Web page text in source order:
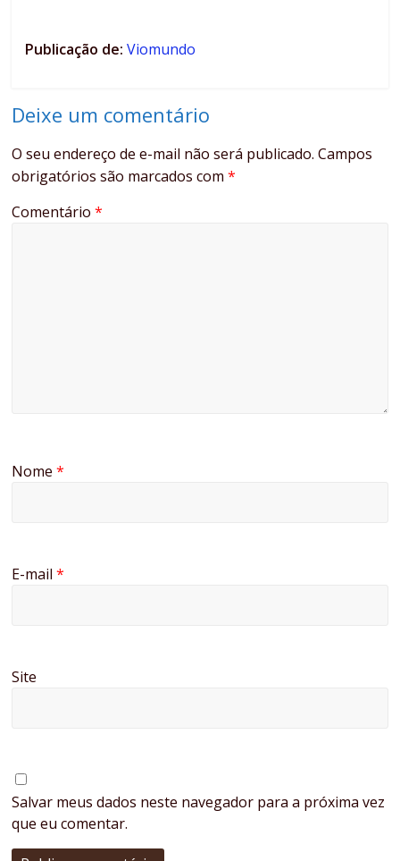
Publicação de:Viomundo
Deixe um comentário
O seu endereço de e-mail não será publicado. Campos
obrigatórios são marcados com*
Comentário*
Nome*
E-mail*
Site
Salvar meus dados neste navegador para a próxima vez
que eu comentar.